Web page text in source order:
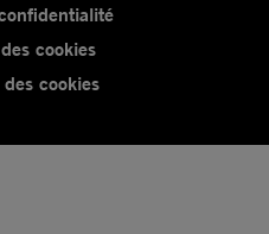
cookies
cookies